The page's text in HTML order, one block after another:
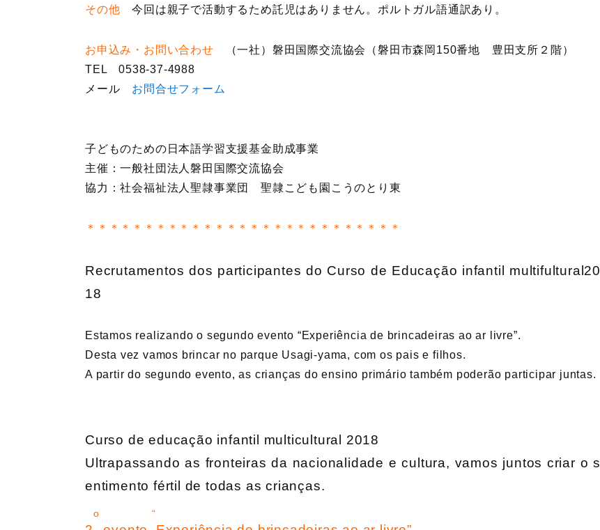
その他 今回は親子で活動するため託児はありません。ポルトガル語通訳あり。
お申込み・お問い合わせ （一社）磐田国際交流協会（磐田市森岡150番地 豊田支所２階）
TEL 0538-37-4988
メール お問合せフォーム
子どものための日本語学習支援基金助成事業
主催：一般社団法人磐田国際交流協会
協力：社会福祉法人聖隷事業団 聖隷こども園こうのとり東
＊＊＊＊＊＊＊＊＊＊＊＊＊＊＊＊＊＊＊＊＊＊＊＊＊＊＊
Recrutamentos dos participantes do Curso de Educação infantil multifultural20
18
Estamos realizando o segundo evento “Experiência de brincadeiras ao ar livre”.
Desta vez vamos brincar no parque Usagi-yama, com os pais e filhos.
A partir do segundo evento, as crianças do ensino primário também poderão participar juntas.
Curso de educação infantil multicultural 2018
Ultrapassando as fronteiras da nacionalidade e cultura, vamos juntos criar o s
entimento fértil de todas as crianças.
o “